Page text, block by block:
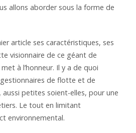
allons aborder sous la forme de
article ses caractéristiques, ses
visionnaire de ce géant de
à l’honneur. Il y a de quoi
de flotte et de
petites soient-elles, pour une
Le tout en limitant
environnemental.